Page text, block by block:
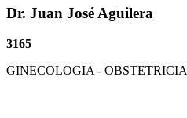
Dr. Juan José Aguilera
3165
GINECOLOGIA - OBSTETRICIA